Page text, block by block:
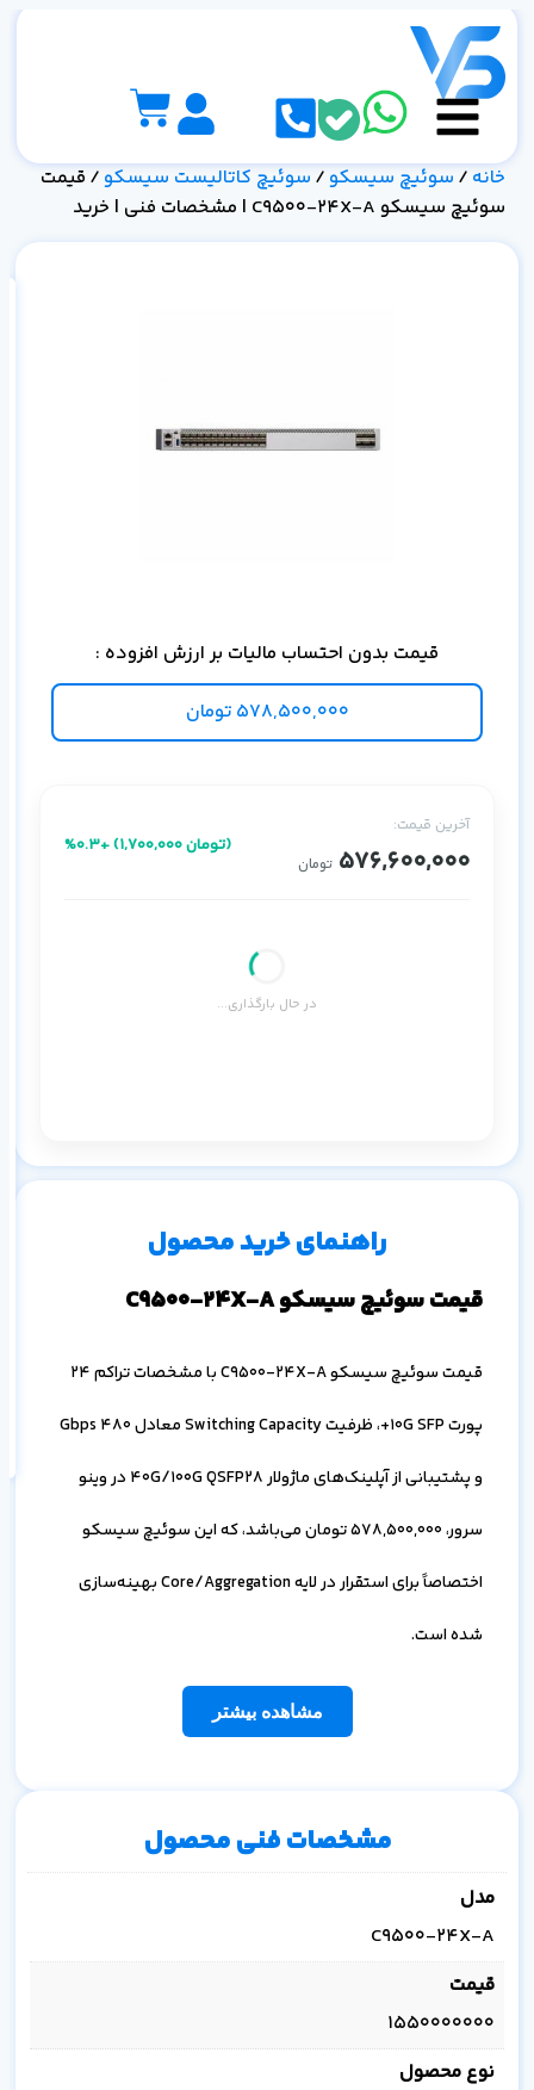
خانه / سوئیچ سیسکو/ سوئیچ کاتالیست سیسکو/ قیمت
سوئیچ سیسکو C9500-24X-A | مشخصات فنی | خرید
قیمت بدون احتساب مالیات بر ارزش افزوده :
578,500,000 تومان
آخرین قیمت:
576,600,000 تومان
%0.3+ (1,700,000 تومان)
در حال بارگذاری...
۳ ماه ۶ ماه
راهنمای خرید محصول
قیمت سوئیچ سیسکو C9500-24X-A
قیمت سوئیچ سیسکو C9500-24X-A با مشخصات تراکم 24
پورت 10G SFP+، ظرفیت Switching Capacity معادل 480 Gbps
و پشتیبانی از آپلینک‌های ماژولار 40G/100G QSFP28 در وینو
سرور،578,500,000تومان می‌باشد، که این سوئیچ سیسکو
اختصاصاً برای استقرار در لایه Core/Aggregation بهینه‌سازی
شده است.
مشاهده بیشتر
مشخصات فنی محصول
مدل
C9500-24X-A
قیمت
1550000000
نوع محصول